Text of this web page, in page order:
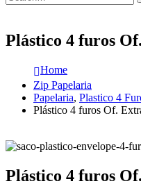
Plástico 4 furos
Home
Zip Papelaria
Papelaria, Plastico 4
Plástico 4 furos Of.
Plástico 4 furos